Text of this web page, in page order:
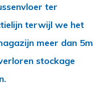
ter
terwijl we het
meer dan 5m
stockage